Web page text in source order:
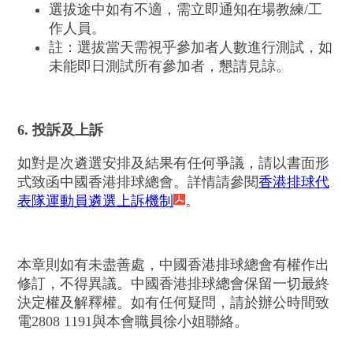
選拔途中如有不適，需立即通知在場教練/工
作人員。
註：選拔當天需視乎參加者人數進行測試，如
未能即日測試所有參加者，懇請見諒。
6. 投訴及上訴
如對是次遴選安排及結果有任何爭議，請以書面形
式致函中國香港排球總會。詳情請參閱香港排球代
表隊運動員遴選上訴機制
。
本章則如有未盡善處，中國香港排球總會有權作出
修訂，不得異議。中國香港排球總會保留一切最終
決定權及解釋權。如有任何疑問，請於辦公時間致
電2808 1191與本會職員徐小姐聯絡。